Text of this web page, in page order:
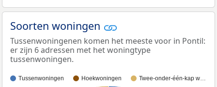
Soorten woningen
Tussenwoningenen komen het meeste voor in Pontil:
er zijn 6 adressen met het woningtype
tussenwoningen.
Tussenwoningen Hoekwoningen Twee-onder-één-kap w…